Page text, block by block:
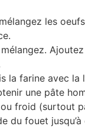
les
la farine avec la
une pâte
froid (surtout
du fouet